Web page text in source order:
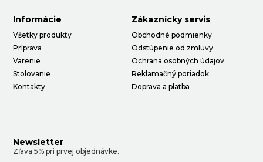
Informácie
Všetky produkty
Príprava
Varenie
Stolovanie
Kontakty
Zákaznícky servis
Obchodné podmienky
Odstúpenie od zmluvy
Ochrana osobných údajov
Reklamačný poriadok
Doprava a platba
Newsletter
Zľava 5% pri prvej objednávke.